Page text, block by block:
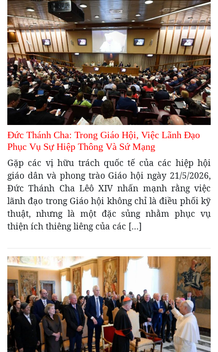
Đức Thánh Cha: Trong Giáo Hội, Việc Lãnh Đạo
Phục Vụ Sự Hiệp Thông Và Sứ Mạng
Gặp các vị hữu trách quốc tế của các hiệp hội
giáo dân và phong trào Giáo hội ngày 21/5/2026,
Đức Thánh Cha Lêô XIV nhấn mạnh rằng việc
lãnh đạo trong Giáo hội không chỉ là điều phối kỹ
thuật, nhưng là một đặc sủng nhằm phục vụ
thiện ích thiêng liêng của các […]